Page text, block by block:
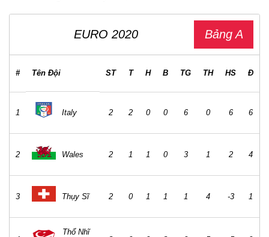
EURO 2020 Bảng A
# Tên Đội ST T H B TG TH HS Đ
1 Italy 2 2 0 0 6 0 6 6
2 Wales 2 1 1 0 3 1 2 4
3 Thụy Sĩ 2 0 1 1 1 4 -3 1
Thổ Nhĩ